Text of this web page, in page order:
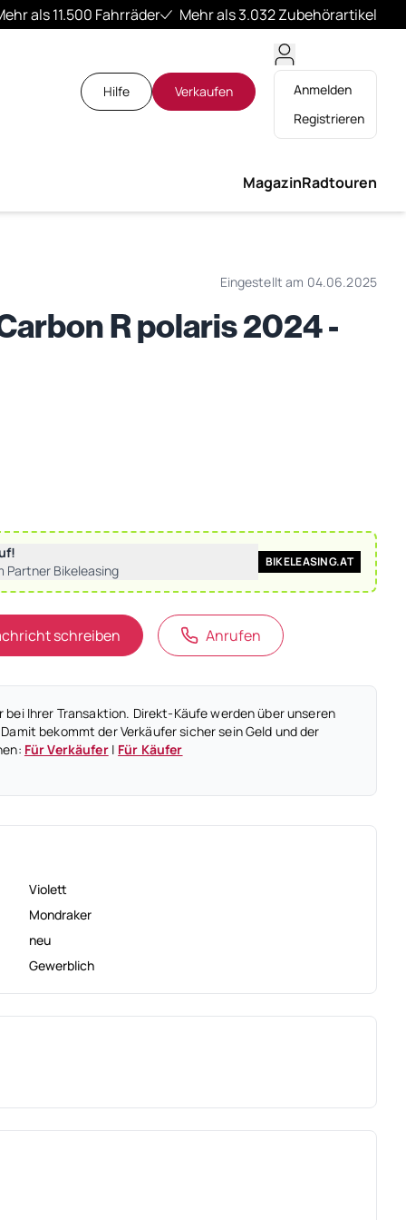
als 11.500 Fahrräder Mehr als 3.032 Zubehörartikel
Hilfe Verkaufen
Anmelden
Registrieren
MagazinRadtouren
Eingestellt am 04.06.2025
R polaris 2024 -
Partner Bikeleasing
BIKELEASING.AT
schreiben Anrufen
Ihrer Transaktion. Direkt-Käufe werden über unseren
bekommt der Verkäufer sicher sein Geld und der
Für Verkäufer| Für Käufer
Violett
Mondraker
neu
Gewerblich